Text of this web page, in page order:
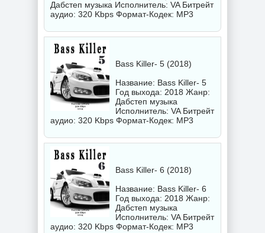
Дабстеп музыка Исполнитель: VAБитрейт
аудио: 320 Kbps Формат-Кодек: MP3
Bass Killer- 5 (2018)
Название: Bass Killer- 5
Год выхода: 2018 Жанр:
Дабстеп музыка
Исполнитель: VAБитрейт
аудио: 320 Kbps Формат-Кодек: MP3
Bass Killer- 6 (2018)
Название: Bass Killer- 6
Год выхода: 2018 Жанр:
Дабстеп музыка
Исполнитель: VAБитрейт
аудио: 320 Kbps Формат-Кодек: MP3